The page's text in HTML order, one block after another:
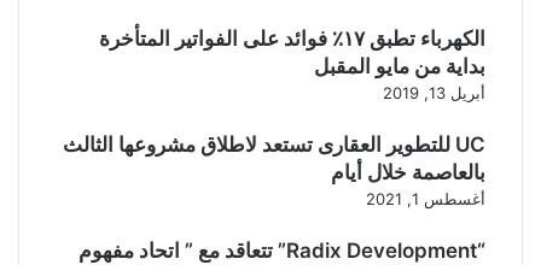
الكهرباء تطبق ١٧٪ فوائد على الفواتير المتأخرة
بداية من مايو المقبل
أبريل 13, 2019
UC للتطوير العقارى تستعد لاطلاق مشروعها الثالث
بالعاصمة خلال أيام
أغسطس 1, 2021
“Radix Development” تتعاقد مع ” اتحاد مفهوم